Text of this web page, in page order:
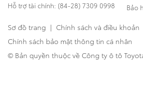
Hỗ trợ tài chính: (84-28) 7309 0998 Bảo
Sơ đồ trang | Chính sách và điều khoản
Chính sách bảo mật thông tin cá nhân
© Bản quyền thuộc về Công ty ô tô